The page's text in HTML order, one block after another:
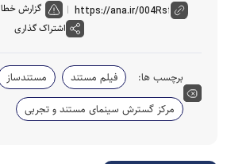
گزارش خطا
اشتراک گذاری
برچسب ها: فیلم مستند
مستندساز
مرکز گسترش سینمای مستند و تجربی